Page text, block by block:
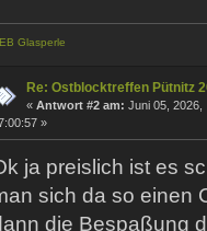
Glasperle
Re: Ostblocktreffen Pütnitz
« Antwort #2 am: Juni 05, 2026,
»
ja preislich ist es
sich da so einen
die Bespaßung